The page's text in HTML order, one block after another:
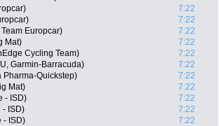
7:22
7:22
Europcar)
7:22
Mat)
7:22
Cycling Team)
7:22
Garmin-Barracuda)
7:22
Pharma-Quickstep)
7:22
Mat)
7:22
- ISD)
7:22
- ISD)
7:22
- ISD)
7:22